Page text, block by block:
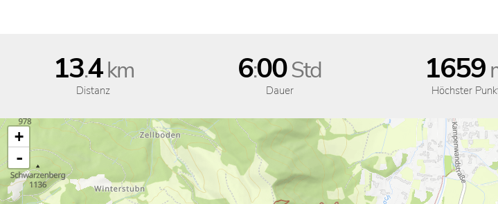
13.4km
Distanz
6:00Std
Dauer
1659
Höchster
+
-